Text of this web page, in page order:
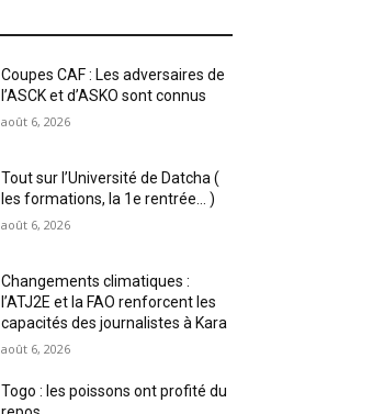
Coupes CAF : Les adversaires de
l’ASCK et d’ASKO sont connus
août 6, 2026
Tout sur l’Université de Datcha (
les formations, la 1e rentrée… )
août 6, 2026
Changements climatiques :
l’ATJ2E et la FAO renforcent les
capacités des journalistes à Kara
août 6, 2026
Togo : les poissons ont profité du